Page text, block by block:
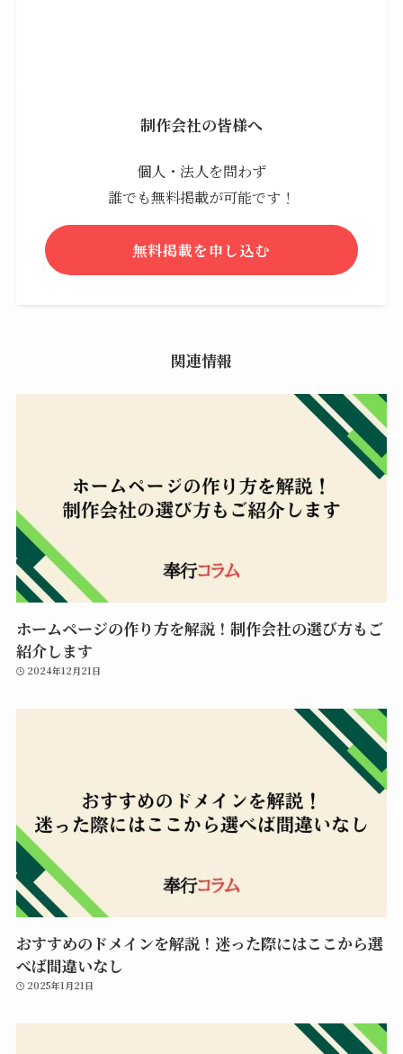
制作会社の皆様へ
個人・法人を問わず
誰でも無料掲載が可能です！
無料掲載を申し込む
関連情報
ホームページの作り方を解説！制作会社の選び方もご
紹介します
2024年12月21日
おすすめのドメインを解説！迷った際にはここから選
べば間違いなし
2025年1月21日